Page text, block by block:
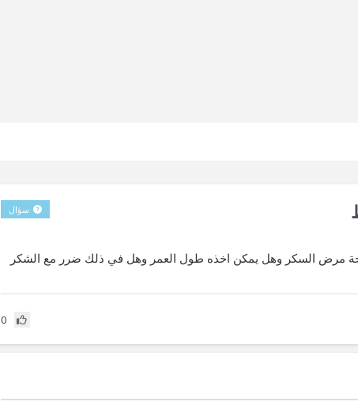
سؤال
مرض السكر وهل يمكن اخذه طول العمر وهل في ذلك ضرر مع الشكر
0